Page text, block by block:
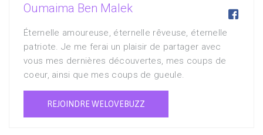
Oumaima Ben Malek 
Éternelle amoureuse, éternelle rêveuse, éternelle
patriote. Je me ferai un plaisir de partager avec
vous mes dernières découvertes, mes coups de
coeur, ainsi que mes coups de gueule.
REJOINDRE WELOVEBUZZ